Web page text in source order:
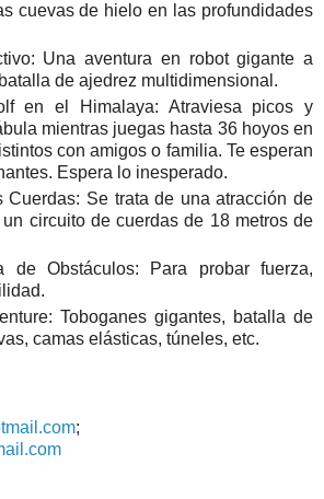
cuevas de hielo en las profundidades
Una aventura en robot gigante a
de ajedrez multidimensional.
en el Himalaya: Atraviesa picos y
mientras juegas hasta 36 hoyos en
con amigos o familia. Te esperan
Espera lo inesperado.
Cuerdas: Se trata de una atracción de
circuito de cuerdas de 18 metros de
de Obstáculos: Para probar fuerza,
Toboganes gigantes, batalla de
camas elásticas, túneles, etc.
;